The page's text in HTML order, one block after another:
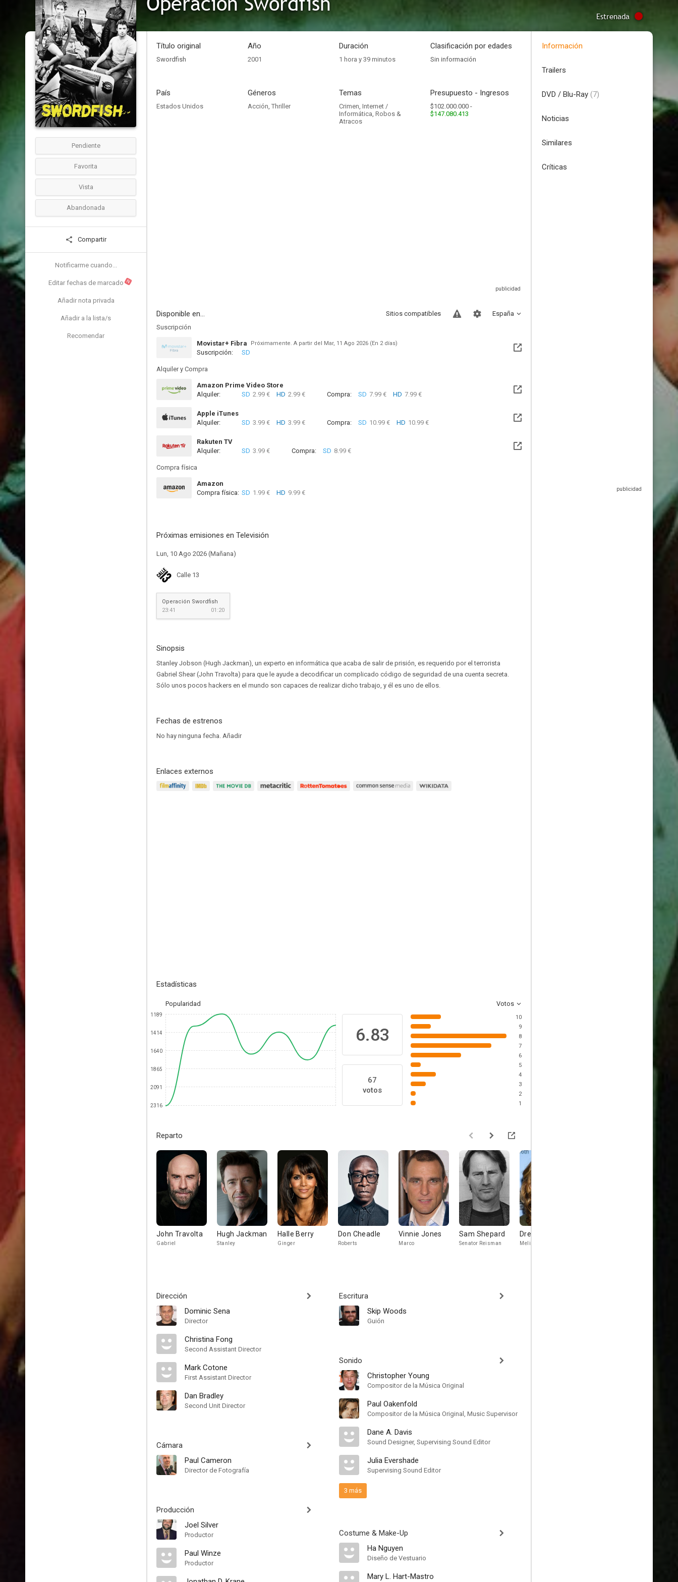
Estrenada
Pendiente
Favorita
Vista
Abandonada
Compartir
Notificarme cuando...
Editar fechas de marcado N
Añadir nota privada
Añadir a la lista/s
Recomendar
Título original
Swordfish
Año
2001
Duración
1 hora y 39 minutos
Clasificación por edades
Sin información
País
Estados Unidos
Géneros
Acción, Thriller
Temas
Crimen, Internet /
Informática, Robos &
Atracos
Presupuesto - Ingresos
$102.000.000 -
$147.080.413
Disponible en... España
Sitios compatibles
Suscripción
Movistar+ Fibra Próximamente. A partir del Mar, 11 Ago 2026 (En 2 días)
Suscripción: SD
Alquiler y Compra
Amazon Prime Video Store
Alquiler:
SD 2.99 € HD 2.99 € Compra: SD 7.99 € HD 7.99 €
Apple iTunes
Alquiler:
SD 3.99 € HD 3.99 € Compra: SD 10.99 € HD 10.99 €
Rakuten TV
Alquiler:
SD 3.99 € Compra: SD 8.99 €
Compra física
Amazon
Compra física: SD 1.99 € HD 9.99 €
Próximas emisiones en Televisión
Lun, 10 Ago 2026 (Mañana)
Calle 13
Operación Swordfish
23:41
01:20
Sinopsis
Stanley Jobson (Hugh Jackman), un experto en informática que acaba de salir de prisión, es requerido por el terrorista
Gabriel Shear (John Travolta) para que le ayude a decodificar un complicado código de seguridad de una cuenta secreta.
Sólo unos pocos hackers en el mundo son capaces de realizar dicho trabajo, y él es uno de ellos.
Fechas de estrenos
No hay ninguna fecha. Añadir
Enlaces externos
Estadísticas
Popularidad Votos
1189
1414
1640
1865
2091
2316
6.83
67
votos
10
9
8
7
6
5
4
3
2
1
Reparto
John Travolta
Gabriel
Hugh Jackman
Stanley
Halle Berry
Ginger
Don Cheadle
Roberts
Vinnie Jones
Marco
Sam Shepard
Senator Reisman
Drea de Matteo
Melissa
Dirección
Dominic Sena
Director
Christina Fong
Second Assistant Director
Mark Cotone
First Assistant Director
Dan Bradley
Second Unit Director
Cámara
Paul Cameron
Director de Fotografía
Producción
Joel Silver
Productor
Paul Winze
Productor
Escritura
Skip Woods
Guión
Sonido
Christopher Young
Compositor de la Música Original
Paul Oakenfold
Compositor de la Música Original, Music Supervisor
Dane A. Davis
Sound Designer, Supervising Sound Editor
Julia Evershade
Supervising Sound Editor
3 más
Costume & Make-Up
Ha Nguyen
Diseño de Vestuario
Mary L. Hart-Mastro
Información
Trailers
DVD / Blu-Ray (7)
Noticias
Similares
Críticas